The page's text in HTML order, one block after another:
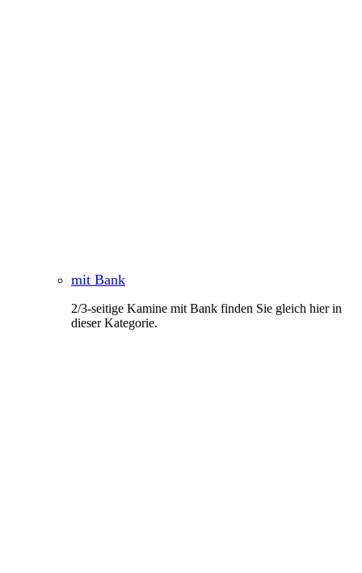
mit Bank
2/3-seitige Kamine mit Bank finden Sie gleich hier in
dieser Kategorie.